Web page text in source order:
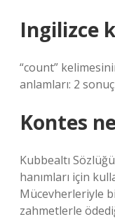
Ingilizce
“count”
anlamları: 2
Kontes
Kubbealtı
hanımları için
Mücevherleriyle
zahmetlerle